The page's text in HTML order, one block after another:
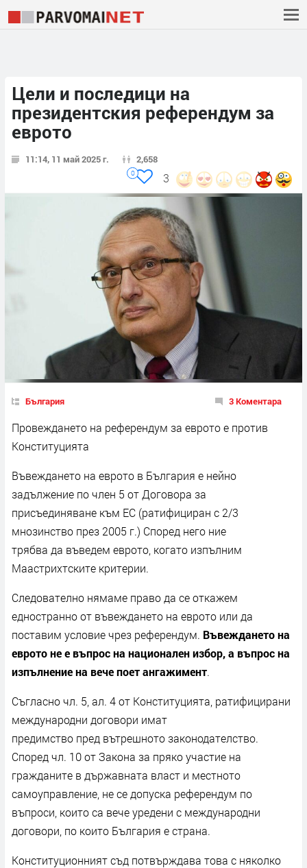
Цели и последици на
президентския референдум за
еврото
11:14, 11 май 2025 г. 2,658
3
0
България 3 Коментара
Провеждането на референдум за еврото е против
Конституцията
Въвеждането на еврото в България е нейно
задължение по член 5 от Договора за
присъединяване към ЕС (ратифициран с 2/3
мнозинство през 2005 г.) Според него ние
трябва да въведем еврото, когато изпълним
Маастрихтските критерии.
Следователно нямаме право да се откажем
едностранно от въвеждането на еврото или да
поставим условие чрез референдум. Въвеждането на
еврото не е въпрос на национален избор, а въпрос на
изпълнение на вече поет ангажимент.
Съгласно чл. 5, ал. 4 от Конституцията, ратифицирани
международни договори имат
предимство пред вътрешното законодателство.
Според чл. 10 от Закона за пряко участие на
гражданите в държавната власт и местното
самоуправление, не се допуска референдум по
въпроси, които са вече уредени с международни
договори, по които България е страна.
Конституционният съд потвърждава това с няколко